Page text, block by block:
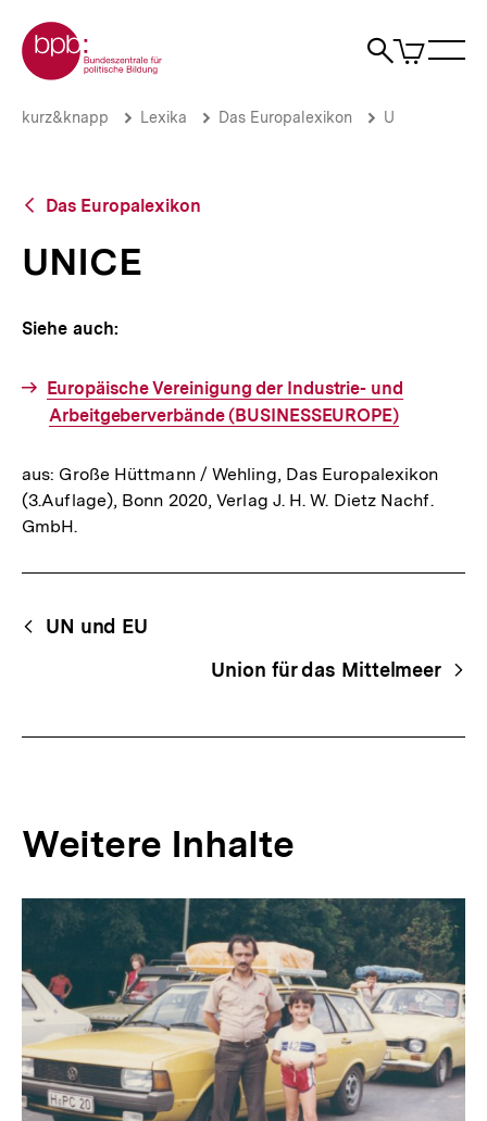
zum
Seiteninhalt
springen
Zur Startseite der bpb
Suche
Artikel
im
UNICE
Brotkrümelnavigation
Pfadnavigation
kurz&knapp Lexika Das Europalexikon U
Zurück
Übersicht
Das Europalexikon
UNICE
Siehe auch:
Europäische Vereinigung der Industrie- und
Arbeitgeberverbände (BUSINESSEUROPE)
aus: Große Hüttmann / Wehling, Das Europalexikon
(3.Auflage), Bonn 2020, Verlag J. H. W. Dietz Nachf.
GmbH.
Begriffsnavigation
Content-
Navigation
UN und EU
Union für das Mittelmeer
Weitere Inhalte
Inhaltskarousell
Inhalte
Inhaltskarussell
überspringen